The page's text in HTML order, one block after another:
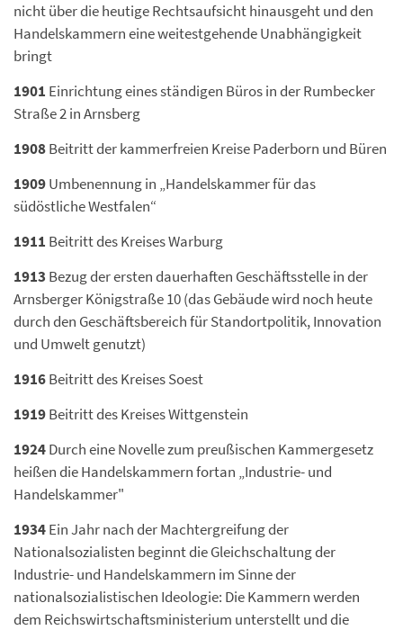
nicht über die heutige Rechtsaufsicht hinausgeht und den
Handelskammern eine weitestgehende Unabhängigkeit
bringt
1901 Einrichtung eines ständigen Büros in der Rumbecker
Straße 2 in Arnsberg
1908Beitritt der kammerfreien Kreise Paderborn und Büren
1909Umbenennung in „Handelskammer für das
südöstliche Westfalen“
1911 Beitritt des Kreises Warburg
1913 Bezug der ersten dauerhaften Geschäftsstelle in der
Arnsberger Königstraße 10 (das Gebäude wird noch heute
durch den Geschäftsbereich für Standortpolitik, Innovation
und Umwelt genutzt)
1916Beitritt des Kreises Soest
1919Beitritt des Kreises Wittgenstein
1924Durch eine Novelle zum preußischen Kammergesetz
heißen die Handelskammern fortan „Industrie- und
Handelskammer"
1934Ein Jahr nach der Machtergreifung der
Nationalsozialisten beginnt die Gleichschaltung der
Industrie- und Handelskammern im Sinne der
nationalsozialistischen Ideologie: Die Kammern werden
dem Reichswirtschaftsministerium unterstellt und die